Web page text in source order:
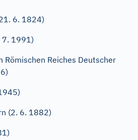
6. 1824)
7. 1991)
Römischen Reiches Deutscher
(2. 6. 1882)